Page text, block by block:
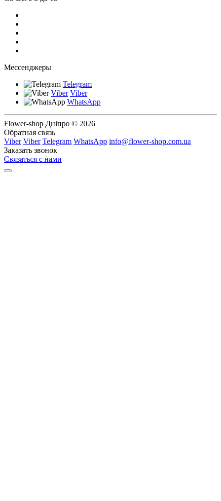
Мессенджеры
Telegram
Viber Viber
WhatsApp
Flower-shop Дніпро © 2026
Обратная связь
Viber Viber Telegram WhatsApp info@flower-shop.com.ua
Заказать звонок
Связаться с нами